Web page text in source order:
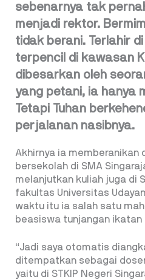
sebenarnya tak
menjadi rektor.
tidak berani. Terlahir
terpencil di kawasan
dibesarkan oleh
yang petani, ia hanya
Tetapi Tuhan
perjalanan nasibnya.
Akhirnya ia memberanikan
bersekolah di SMA
melanjutkan kuliah juga di
fakultas Universitas
waktu itu ia salah satu
beasiswa tunjangan ikatan
“Jadi saya otomatis
ditempatkan sebagai
yaitu di STKIP Negeri